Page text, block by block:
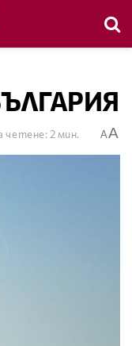
четене: 2 мин. AA